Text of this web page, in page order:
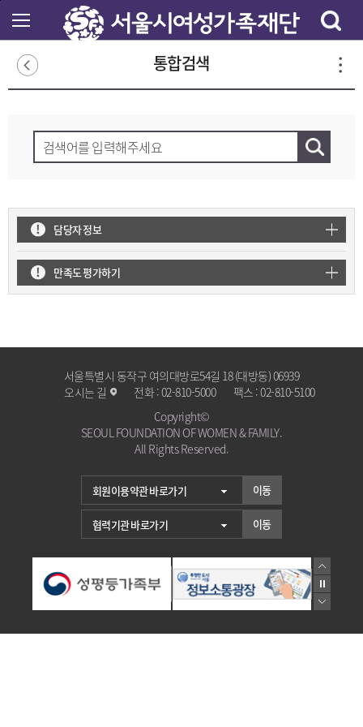
바
기
통합검색
담당자 정보
만족도 평가하기
서울특별시 동작구 여의대방로54길 18 (대방동) 06939
오시는 길
전화 :02-810-5000 팩스 :02-810-5100
Copyright©
SEOUL FOUNDATION OF WOMEN & FAMILY.
All Rights Reserved.
이동
이동